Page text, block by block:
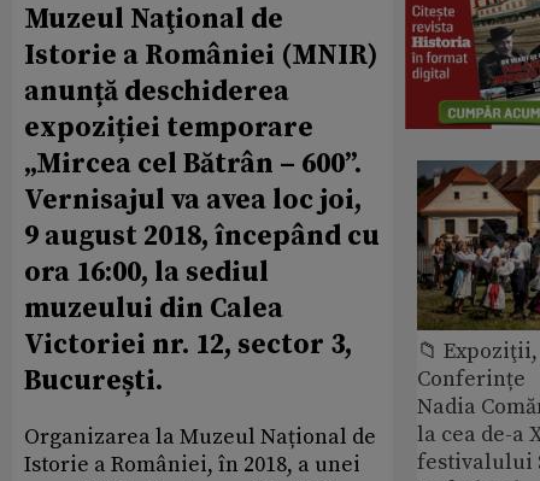
Muzeul Naţional de
Istorie a României (MNIR)
anunță deschiderea
expoziției temporare
„Mircea cel Bătrân – 600”.
Vernisajul va avea loc joi,
9 august 2018, începând cu
ora 16:00, la sediul
muzeului din Calea
Victoriei nr. 12, sector 3,
București.
Organizarea la Muzeul Național de
Istorie a României, în 2018, a unei
📁
Conferințe
Nadia
la cea de-a
festivalului